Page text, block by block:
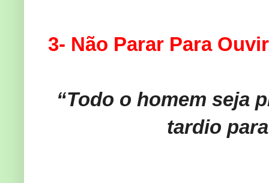
3- Não Parar Para Ouvir
“Todo o homem seja
tardio